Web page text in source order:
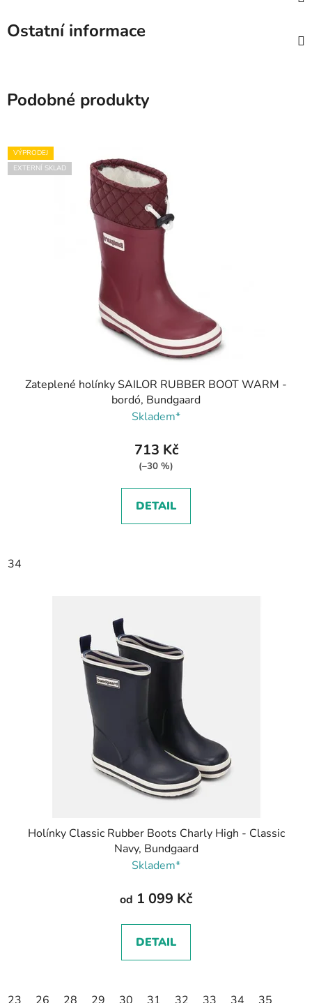
Ostatní informace
Podobné produkty
VÝPRODEJ
EXTERNÍ SKLAD
Zateplené holínky SAILOR RUBBER BOOT WARM -
bordó, Bundgaard
Skladem*
713 Kč
(–30 %)
DETAIL
34
Holínky Classic Rubber Boots Charly High - Classic
Navy, Bundgaard
Skladem*
od 1 099 Kč
DETAIL